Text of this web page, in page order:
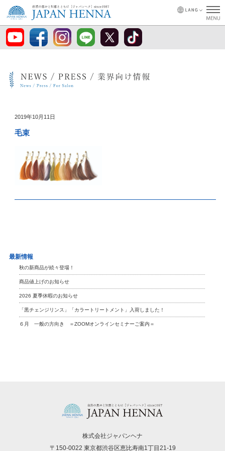
2019年10月11日
毛束
最新情報
秋の新商品が続々登場！
商品値上げのお知らせ
2026 夏季休暇のお知らせ
「黒チェンジリンス」「カラートリートメント」入荷しました！
６月 一般の方向き ＝ZOOMオンラインセミナーご案内＝
株式会社ジャパンヘナ
〒150-0022 東京都渋谷区恵比寿南1丁目21-19